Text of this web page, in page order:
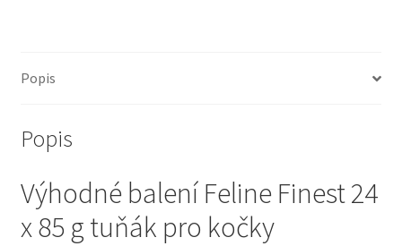
Škrabadla pro kočky
Veterinární dieta pro kočky
Vše pro psy — Krmivo, doplňky, vybavení
Popis
Popis
Výhodné balení Feline Finest 24
x 85 g tuňák pro kočky